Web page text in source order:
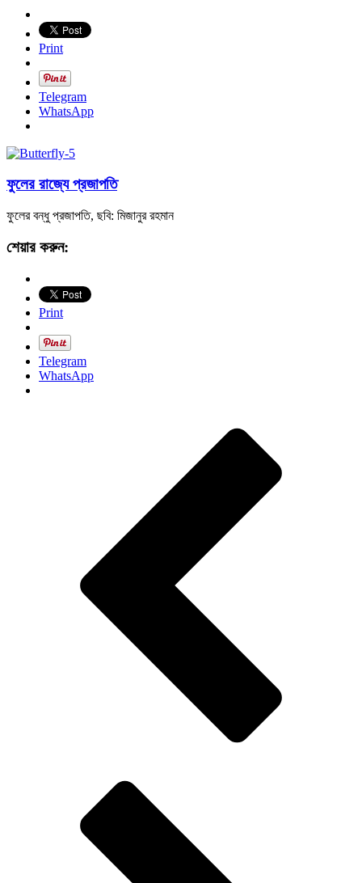
Print
Telegram
WhatsApp
ফুলের রাজ্যে প্রজাপতি
ফুলের বন্ধু প্রজাপতি, ছবি: মিজানুর রহমান
শেয়ার করুন:
Print
Telegram
WhatsApp